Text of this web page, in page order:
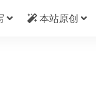
本站原创